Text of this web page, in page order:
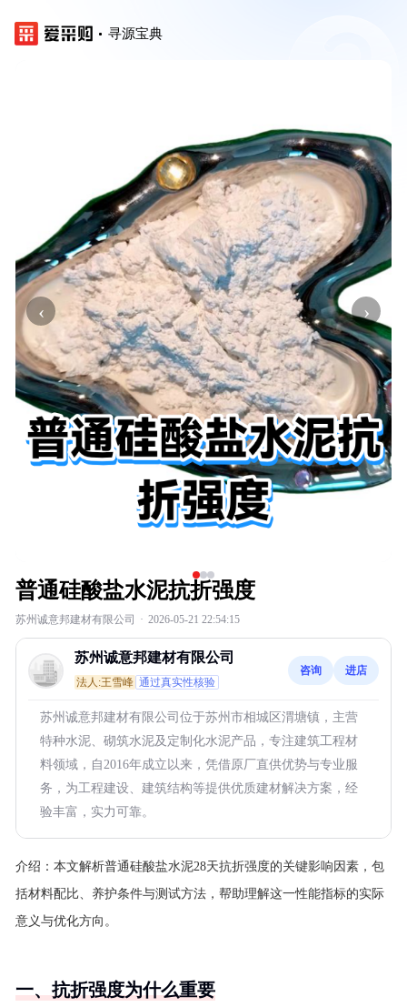
寻源宝典
‹ ›
普通硅酸盐水泥抗折强度
苏州诚意邦建材有限公司 · 2026-05-21 22:54:15
苏州诚意邦建材有限公司
法人:王雪峰 通过真实性核验
咨询 进店
苏州诚意邦建材有限公司位于苏州市相城区渭塘镇，主营
特种水泥、砌筑水泥及定制化水泥产品，专注建筑工程材
料领域，自2016年成立以来，凭借原厂直供优势与专业服
务，为工程建设、建筑结构等提供优质建材解决方案，经
验丰富，实力可靠。
介绍： 本文解析普通硅酸盐水泥28天抗折强度的关键影响因素，包
括材料配比、养护条件与测试方法，帮助理解这一性能指标的实际
意义与优化方向。
一、抗折强度为什么重要